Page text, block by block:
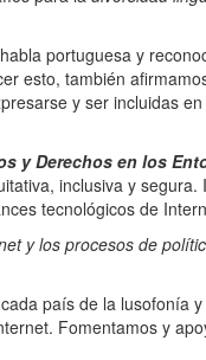
portuguesa y
esto, también
y ser incluidas
y Derechos en los
inclusiva y segura.
tecnológicos de
y los procesos de
país de la lusofonía
Fomentamos y